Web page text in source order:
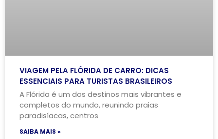
VIAGEM PELA FLÓRIDA DE CARRO: DICAS
ESSENCIAIS PARA TURISTAS BRASILEIROS
A Flórida é um dos destinos mais vibrantes e
completos do mundo, reunindo praias
paradisíacas, centros
SAIBA MAIS »